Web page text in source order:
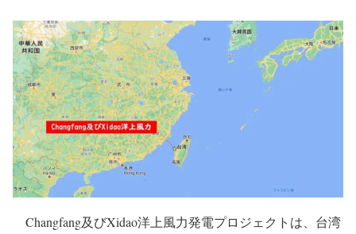
Changfang及びXidao洋上風力発電プロジェクトは、台湾